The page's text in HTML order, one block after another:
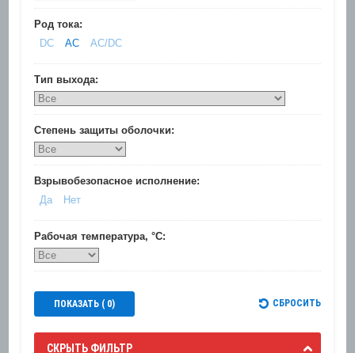
Род тока:
DC
AC AC/DC
Тип выхода:
Степень защиты оболочки:
Взрывобезопасное исполнение:
Да
Нет
Рабочая температура, °C:
ПОКАЗАТЬ ( 0) СБРОСИТЬ
СКРЫТЬ ФИЛЬТР